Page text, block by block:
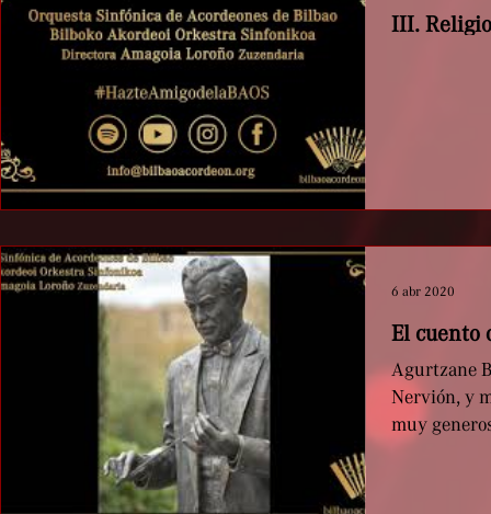
III.
El cuento
Agurtzane
Nervión, y
muy
6 abr 2020